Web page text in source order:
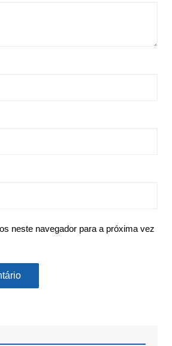
neste navegador para a próxima vez